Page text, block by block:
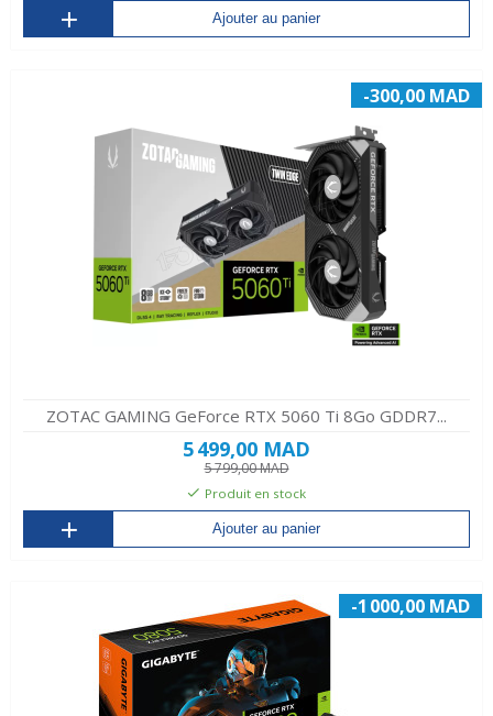
Ajouter au panier
-300,00 MAD
ZOTAC GAMING GeForce RTX 5060 Ti 8Go GDDR7...
5 499,00 MAD
5 799,00 MAD
Produit en stock
Ajouter au panier
-1 000,00 MAD